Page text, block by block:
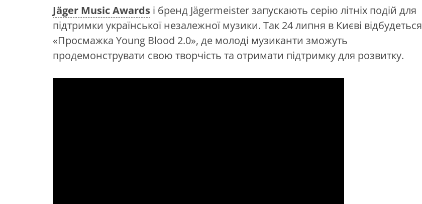
Jäger Music Awards і бренд Jägermeister запускають серію літніх подій для
підтримки української незалежної музики. Так 24 липня в Києві відбудеться
«Просмажка Young Blood 2.0», де молоді музиканти зможуть
продемонструвати свою творчість та отримати підтримку для розвитку.